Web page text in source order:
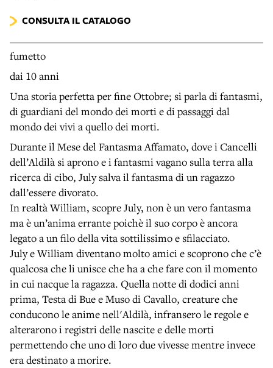
CONSULTA IL CATALOGO
fumetto
dai 10 anni
Una storia perfetta per fine Ottobre; si parla di fantasmi,
di guardiani del mondo dei morti e di passaggi dal
mondo dei vivi a quello dei morti.
Durante il Mese del Fantasma Affamato, dove i Cancelli
dell’Aldilà si aprono e i fantasmi vagano sulla terra alla
ricerca di cibo, July salva il fantasma di un ragazzo
dall’essere divorato.
In realtà William, scopre July, non è un vero fantasma
ma è un’anima errante poichè il suo corpo è ancora
legato a un filo della vita sottilissimo e sfilacciato.
July e William diventano molto amici e scoprono che c’è
qualcosa che li unisce che ha a che fare con il momento
in cui nacque la ragazza. Quella notte di dodici anni
prima, Testa di Bue e Muso di Cavallo, creature che
conducono le anime nell'Aldilà, infransero le regole e
alterarono i registri delle nascite e delle morti
permettendo che uno di loro due vivesse mentre invece
era destinato a morire.